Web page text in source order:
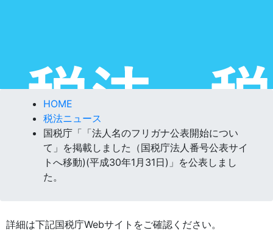
HOME
税法ニュース
国税庁「「法人名のフリガナ公表開始につい
て」を掲載しました（国税庁法人番号公表サイ
トへ移動)(平成30年1月31日)」を公表しまし
た。
詳細は下記国税庁Webサイトをご確認ください。